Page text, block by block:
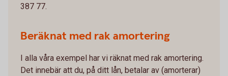
387 77.
Beräknat med rak amortering
I alla våra exempel har vi räknat med rak amortering.
Det innebär att du, på ditt lån, betalar av (amorterar)